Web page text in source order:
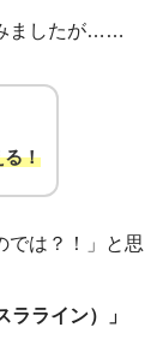
ましたが……
る！
では？！」と思
ラライン）」